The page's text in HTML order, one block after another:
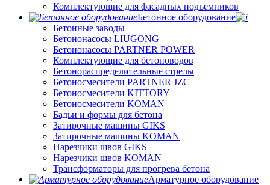
Комплектующие для фасадных подъемников
Бетонное оборудование
Бетонные заводы
Бетононасосы LIUGONG
Бетононасосы PARTNER POWER
Комплектующие для бетоноводов
Бетонораспределительные стрелы
Бетоносмесители PARTNER JZC
Бетоносмесители KITTORY
Бетоносмесители KOMAN
Бадьи и формы для бетона
Затирочные машины GIKS
Затирочные машины KOMAN
Нарезчики швов GIKS
Нарезчики швов KOMAN
Трансформаторы для прогрева бетона
Арматурное оборудование